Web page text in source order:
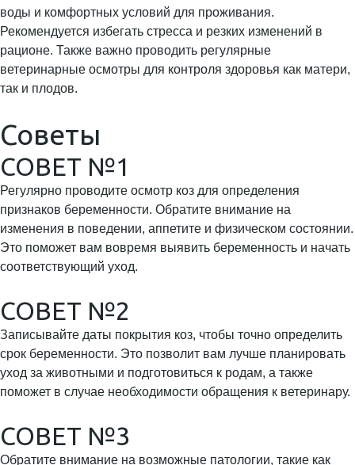
воды и комфортных условий для проживания.
Рекомендуется избегать стресса и резких изменений в
рационе. Также важно проводить регулярные
ветеринарные осмотры для контроля здоровья как матери,
так и плодов.
Советы
СОВЕТ №1
Регулярно проводите осмотр коз для определения
признаков беременности. Обратите внимание на
изменения в поведении, аппетите и физическом состоянии.
Это поможет вам вовремя выявить беременность и начать
соответствующий уход.
СОВЕТ №2
Записывайте даты покрытия коз, чтобы точно определить
срок беременности. Это позволит вам лучше планировать
уход за животными и подготовиться к родам, а также
поможет в случае необходимости обращения к ветеринару.
СОВЕТ №3
Обратите внимание на возможные патологии, такие как